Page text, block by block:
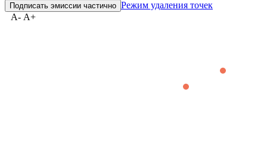
Режим удаления точек